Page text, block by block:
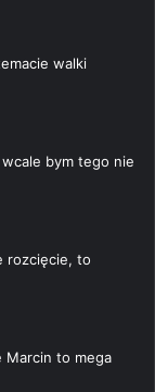
walki
bym tego nie
rozcięcie, to
Marcin to mega